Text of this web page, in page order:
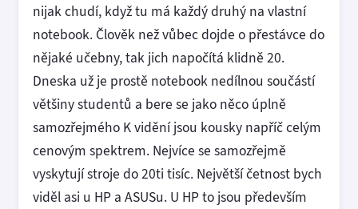
nijak chudí, když tu má každý druhý na vlastní
notebook. Člověk než vůbec dojde o přestávce do
nějaké učebny, tak jich napočítá klidně 20.
Dneska už je prostě notebook nedílnou součástí
většiny studentů a bere se jako něco úplně
samozřejmého K vidění jsou kousky napříč celým
cenovým spektrem. Nejvíce se samozřejmě
vyskytují stroje do 20ti tisíc. Největší četnost bych
viděl asi u HP a ASUSu. U HP to jsou především